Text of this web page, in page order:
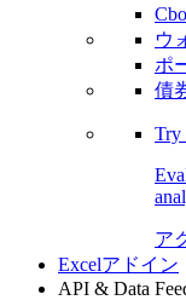
ウ
ポ
債
Try
ア
Excelアドイン
API & Data